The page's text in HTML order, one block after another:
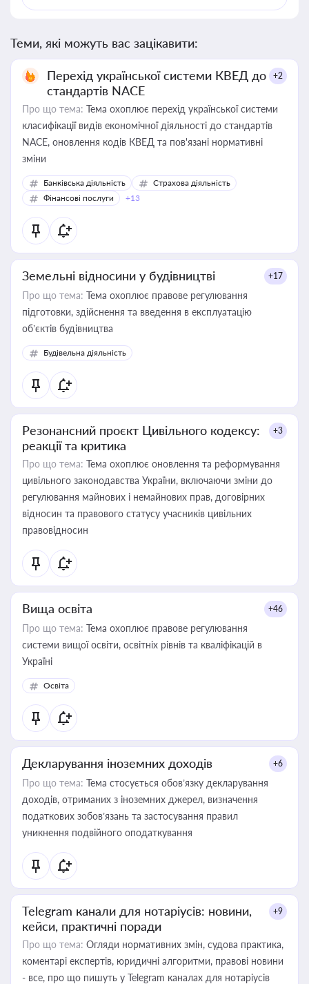
Теми, які можуть вас зацікавити:
Перехід української системи КВЕД до
стандартів NACE
+2
Про що тема: Тема охоплює перехід української системи
класифікації видів економічної діяльності до стандартів
NACE, оновлення кодів КВЕД та пов'язані нормативні
зміни
Банківська діяльність
Страхова діяльність
Фінансові послуги
+13
Земельні відносини у будівництві +17
Про що тема: Тема охоплює правове регулювання
підготовки, здійснення та введення в експлуатацію
об’єктів будівництва
Будівельна діяльність
Резонансний проєкт Цивільного кодексу:
реакції та критика
+3
Про що тема: Тема охоплює оновлення та реформування
цивільного законодавства України, включаючи зміни до
регулювання майнових і немайнових прав, договірних
відносин та правового статусу учасників цивільних
правовідносин
Вища освіта +46
Про що тема: Тема охоплює правове регулювання
системи вищої освіти, освітніх рівнів та кваліфікацій в
Україні
Освіта
Декларування іноземних доходів +6
Про що тема: Тема стосується обов’язку декларування
доходів, отриманих з іноземних джерел, визначення
податкових зобов’язань та застосування правил
уникнення подвійного оподаткування
Telegram канали для нотаріусів: новини,
кейси, практичні поради
+9
Про що тема: Огляди нормативних змін, судова практика,
коментарі експертів, юридичні алгоритми, правові новини
- все, про що пишуть у Telegram каналах для нотаріусів